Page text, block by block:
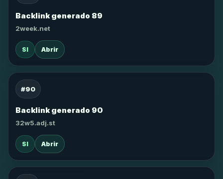
Backlink generado 89
2week.net
SI Abrir
#90
Backlink generado 90
32w5.adj.st
SI Abrir